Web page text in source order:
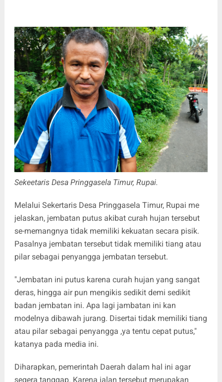
Sekeetaris Desa Pringgasela Timur, Rupai.
Melalui Sekertaris Desa Pringgasela Timur, Rupai me
jelaskan, jembatan putus akibat curah hujan tersebut
se-memangnya tidak memiliki kekuatan secara pisik.
Pasalnya jembatan tersebut tidak memiliki tiang atau
pilar sebagai penyangga jembatan tersebut.
"Jembatan ini putus karena curah hujan yang sangat
deras, hingga air pun mengikis sedikit demi sedikit
badan jembatan ini. Apa lagi jambatan ini kan
modelnya dibawah jurang. Disertai tidak memiliki tiang
atau pilar sebagai penyangga ,ya tentu cepat putus,"
katanya pada media ini.
Diharapkan, pemerintah Daerah dalam hal ini agar
segera tanggap. Karena jalan tersebut merupakan